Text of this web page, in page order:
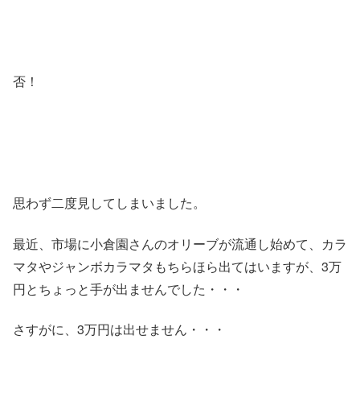
否！
思わず二度見してしまいました。
最近、市場に小倉園さんのオリーブが流通し始めて、カラ
マタやジャンボカラマタもちらほら出てはいますが、3万
円とちょっと手が出ませんでした・・・
さすがに、3万円は出せません・・・